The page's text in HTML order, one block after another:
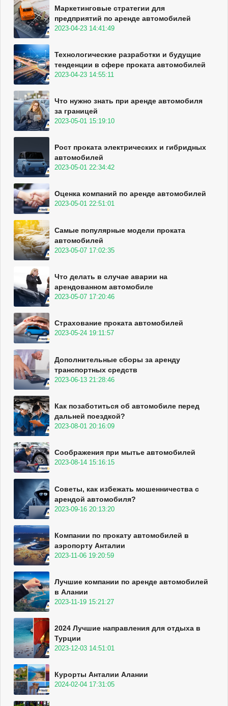
Маркетинговые стратегии для
предприятий по аренде автомобилей
2023-04-23 14:41:49
Технологические разработки и будущие
тенденции в сфере проката автомобилей
2023-04-23 14:55:11
Что нужно знать при аренде автомобиля
за границей
2023-05-01 15:19:10
Рост проката электрических и гибридных
автомобилей
2023-05-01 22:34:42
Оценка компаний по аренде автомобилей
2023-05-01 22:51:01
Самые популярные модели проката
автомобилей
2023-05-07 17:02:35
Что делать в случае аварии на
арендованном автомобиле
2023-05-07 17:20:46
Страхование проката автомобилей
2023-05-24 19:11:57
Дополнительные сборы за аренду
транспортных средств
2023-06-13 21:28:46
Как позаботиться об автомобиле перед
дальней поездкой?
2023-08-01 20:16:09
Соображения при мытье автомобилей
2023-08-14 15:16:15
Советы, как избежать мошенничества с
арендой автомобиля?
2023-09-16 20:13:20
Компании по прокату автомобилей в
аэропорту Анталии
2023-11-06 19:20:59
Лучшие компании по аренде автомобилей
в Алании
2023-11-19 15:21:27
2024 Лучшие направления для отдыха в
Турции
2023-12-03 14:51:01
Курорты Анталии Алании
2024-02-04 17:31:05